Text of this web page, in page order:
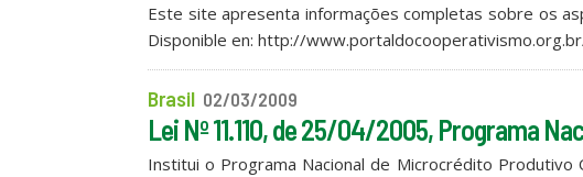
Este site apresenta informações completas sobre os
Disponible en: http://
Brasil 02/03/2009
Lei Nº 11.110, de 25/04/2005, Programa
Institui o Programa Nacional de Microcrédito